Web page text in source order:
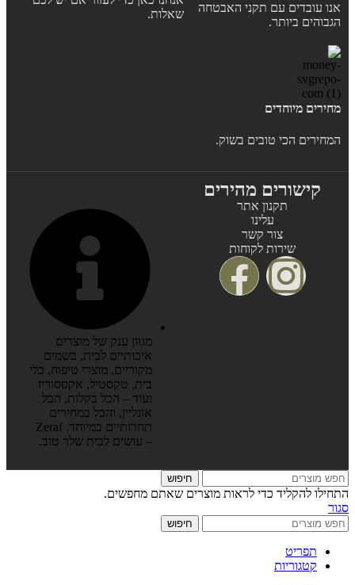
אנו עובדים עם תקני האבטחה
הגבוהים ביותר.
שאלות.
מחירים מיוחדים
המחירים הכי טובים בשוק.
קישורים מהירים
תקנון אתר
עלינו
צור קשר
שירות לקוחות
מגוון ענק של מוצרים
איכותיים לבית, בשמים
מקוריים, מוצרי טיפוח, כלי
בית, טקסטיל, אקססוריז
ועוד – הכל בקלות, הכל
אונליין, והכל במחירים
תחרותיים במיוחד. Zeraf
– עושים לבית שלך טוב.
חיפוש
התחילו להקליד כדי לראות מוצרים שאתם מחפשים.
סגור
חיפוש
תפריט
קטגוריות